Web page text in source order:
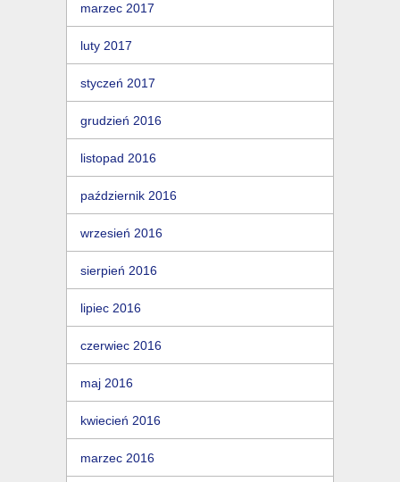
marzec 2017
luty 2017
styczeń 2017
grudzień 2016
listopad 2016
październik 2016
wrzesień 2016
sierpień 2016
lipiec 2016
czerwiec 2016
maj 2016
kwiecień 2016
marzec 2016